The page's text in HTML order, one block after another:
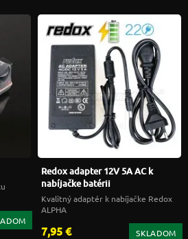
Redox adapter 12V 5A AC k
nabíjačke batérii
Kvalitný adaptér k nabíjačke Redox
ALPHA
7,95 € SKLADOM